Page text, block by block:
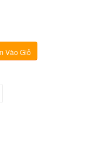
Vào Giỏ